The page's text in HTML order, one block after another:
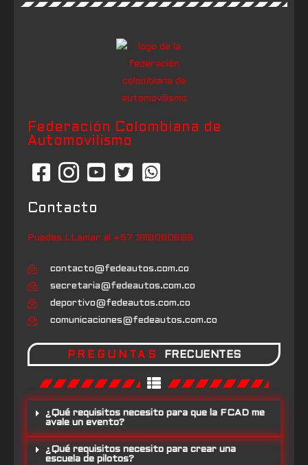
Federación Colombiana de
Automovilismo
Contacto
Puedes LLamar al +57 3118080868
contacto@fedeautos.com.co
secretaria@fedeautos.com.co
deportivo@fedeautos.com.co
comunicaciones@fedeautos.com.co
PREGUNTAS FRECUENTES
¿Qué requisitos necesito para que la FCAD me
avale un evento?
¿Qué requisitos necesito para crear una
escuela de pilotos?